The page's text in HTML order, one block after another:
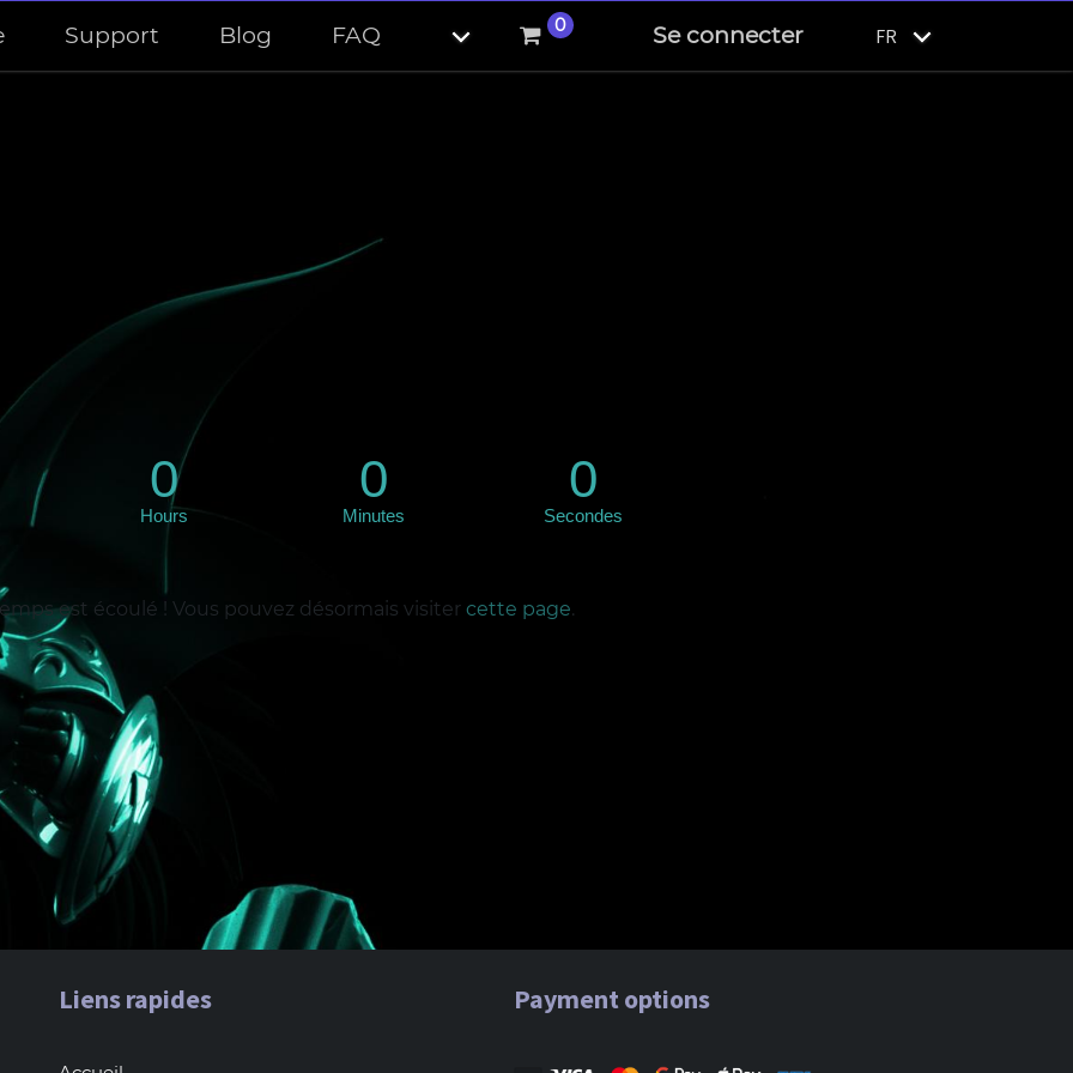
Support Blog FAQ 0 Se connecter FR
est écoulé ! Vous pouvez désormais visiter cette page.
Liens rapides Payment options